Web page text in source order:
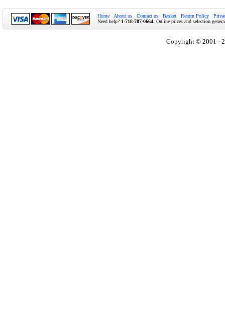
Home About us Contact us Basket Return Policy
Need help? 1-718-787-0664 . Online prices and selection
Copyright © 2001 -